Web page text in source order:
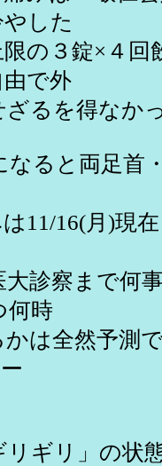
した
の３錠×４回
で外
るを得なか
ると両足首
11/16(月)現
診察まで何
何時
は全然予測
リギリ」の状